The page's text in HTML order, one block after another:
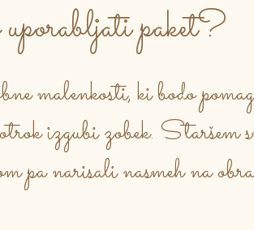
paket?
malenkosti, ki bodo
izgubi zobek. Staršem
pa narisali nasmeh na